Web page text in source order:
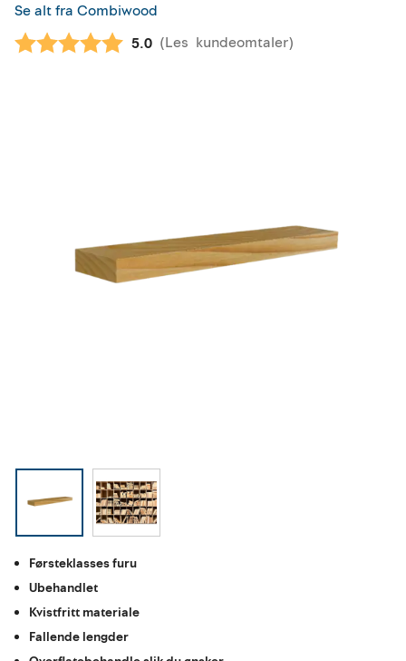
Se alt fra Combiwood
Gjennomsnittskarakter:
5.0 (Les kundeomtaler)
Førsteklasses furu
Ubehandlet
Kvistfritt materiale
Fallende lengder